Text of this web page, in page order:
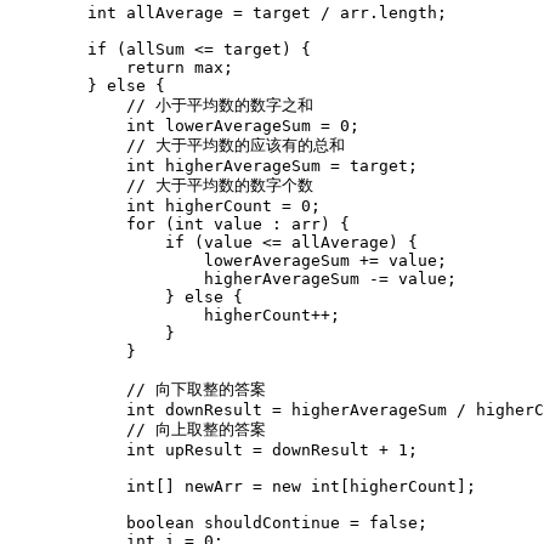
        int allAverage = target / arr.length;
        if (allSum <= target) {
            return max;
        } else {
            // 小于平均数的数字之和
            int lowerAverageSum = 0;
            // 大于平均数的应该有的总和
            int higherAverageSum = target;
            // 大于平均数的数字个数
            int higherCount = 0;
            for (int value : arr) {
                if (value <= allAverage) {
                    lowerAverageSum += value;
                    higherAverageSum -= value;
                } else {
                    higherCount++;
                }
            }
            // 向下取整的答案
int downResult = higherAverageSum /
            // 向上取整的答案
            int upResult = downResult + 1;
            int[] newArr = new int[higherCount];
            boolean shouldContinue = false;